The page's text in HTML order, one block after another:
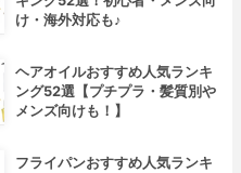
け・海外対応も♪
ヘアオイルおすすめ人気ランキ
ング52選【プチプラ・髪質別や
メンズ向けも！】
フライパンおすすめ人気ランキ